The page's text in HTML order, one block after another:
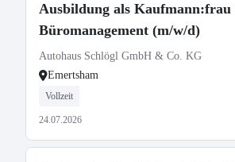
Ausbildung als
Büromanagement (m/w/d)
Autohaus Schlögl GmbH & Co. KG
Emertsham
Vollzeit
24.07.2026